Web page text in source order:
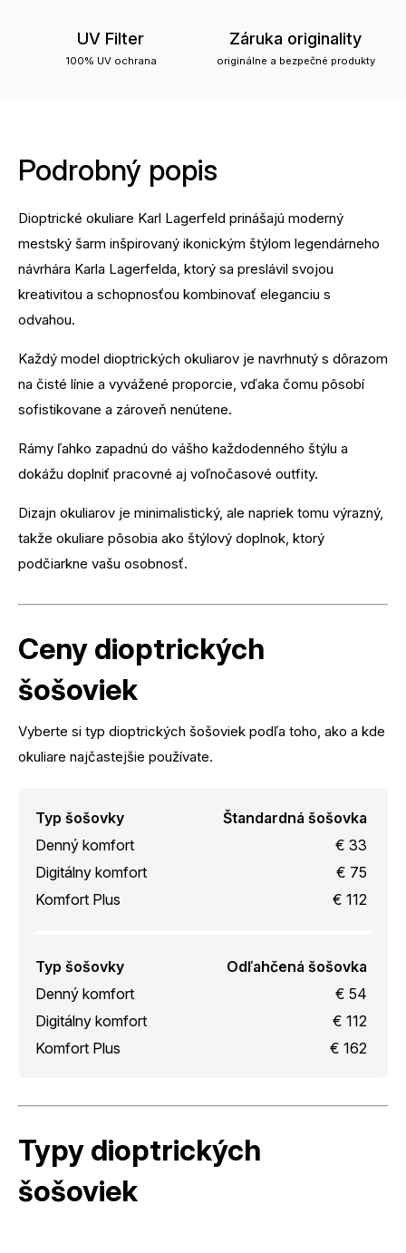
UV Filter
100% UV ochrana
Záruka originality
originálne a bezpečné produkty
Podrobný popis
Dioptrické okuliare Karl Lagerfeld prinášajú moderný
mestský šarm inšpirovaný ikonickým štýlom legendárneho
návrhára Karla Lagerfelda, ktorý sa preslávil svojou
kreativitou a schopnosťou kombinovať eleganciu s
odvahou.
Každý model dioptrických okuliarov je navrhnutý s dôrazom
na čisté línie a vyvážené proporcie, vďaka čomu pôsobí
sofistikovane a zároveň nenútene.
Rámy ľahko zapadnú do vášho každodenného štýlu a
dokážu doplniť pracovné aj voľnočasové outfity.
Dizajn okuliarov je minimalistický, ale napriek tomu výrazný,
takže okuliare pôsobia ako štýlový doplnok, ktorý
podčiarkne vašu osobnosť.
Ceny dioptrických
šošoviek
Vyberte si typ dioptrických šošoviek podľa toho, ako a kde
okuliare najčastejšie používate.
Typ šošovky
Štandardná šošovka
Denný komfort
€ 33
Digitálny komfort
€ 75
Komfort Plus
€ 112
Typ šošovky
Odľahčená šošovka
Denný komfort
€ 54
Digitálny komfort
€ 112
Komfort Plus
€ 162
Typy dioptrických
šošoviek